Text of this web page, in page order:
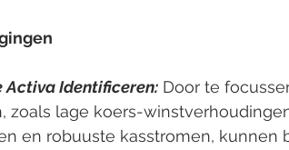
Activa Identificeren: Door te
zoals lage koers-
en robuuste kasstromen, kunnen